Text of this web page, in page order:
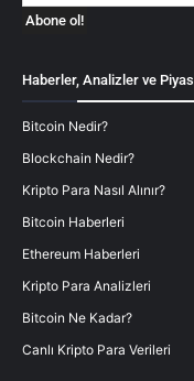
Haberler, Analizler ve
Bitcoin Nedir?
Blockchain Nedir?
Kripto Para Nasıl Alınır?
Bitcoin Haberleri
Ethereum Haberleri
Kripto Para Analizleri
Bitcoin Ne Kadar?
Canlı Kripto Para Verileri